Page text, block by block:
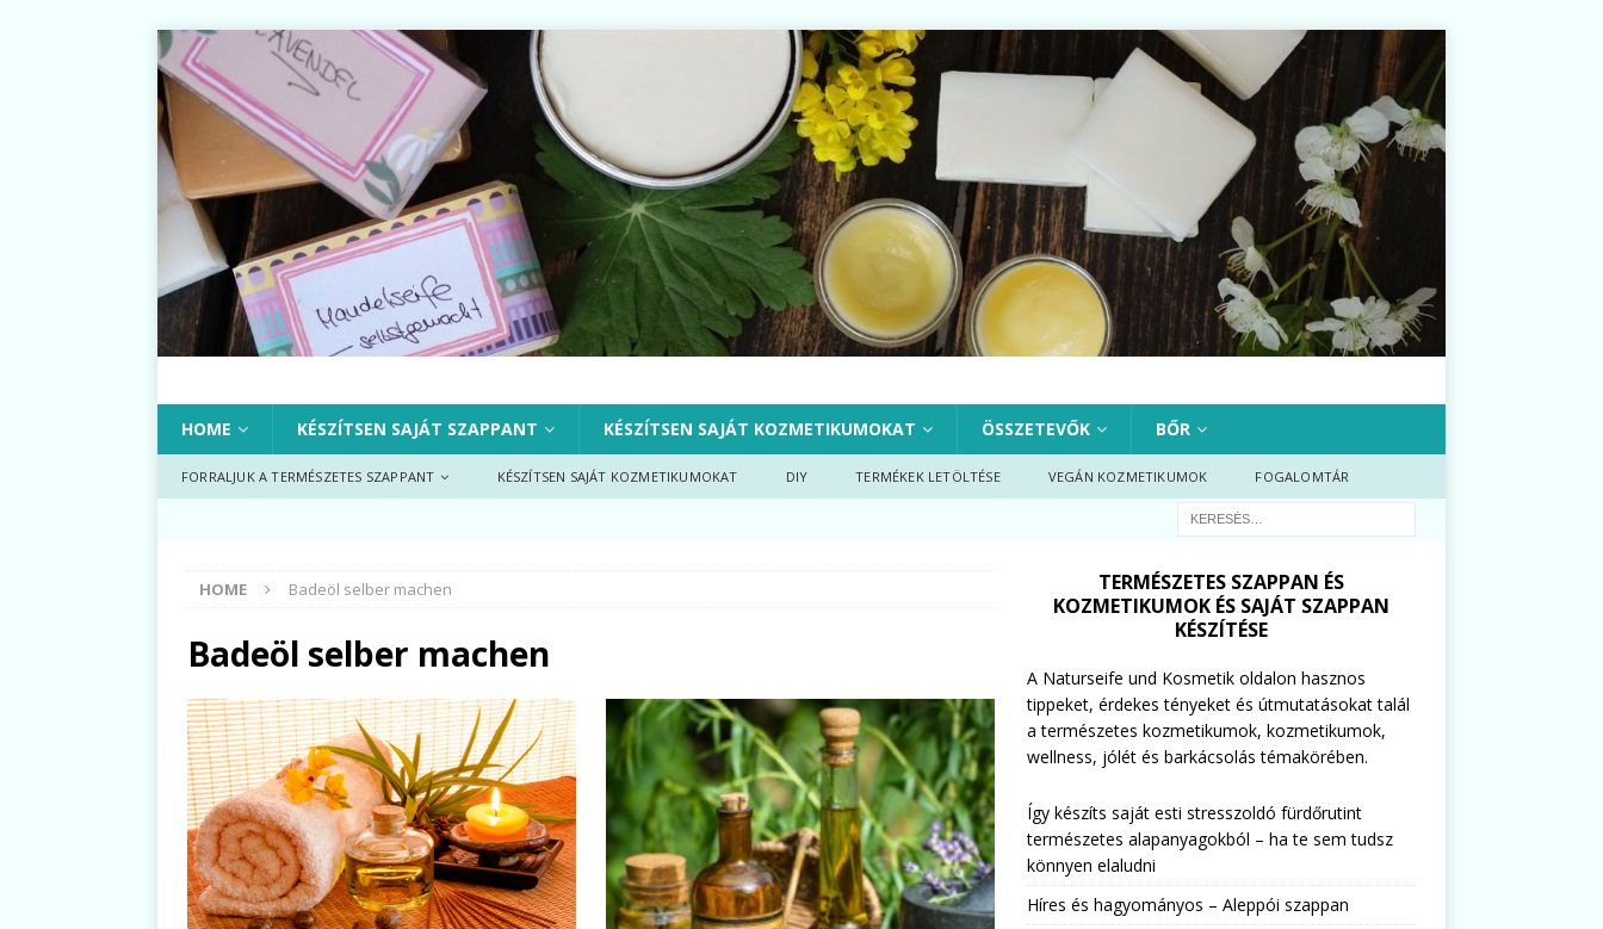
HOME KÉSZÍTSEN SAJÁT SZAPPANT KÉSZÍTSEN SAJÁT KOZMETIKUMOKAT ÖSSZETEVŐK BŐR
FORRALJUK A TERMÉSZETES SZAPPANT KÉSZÍTSEN SAJÁT KOZMETIKUMOKAT DIY TERMÉKEK LETÖLTÉSE VEGÁN KOZMETIKUMOK FOGALOMTÁR
HOME Badeöl selber machen
Badeöl selber machen
TERMÉSZETES SZAPPAN ÉS
KOZMETIKUMOK ÉS SAJÁT SZAPPAN
KÉSZÍTÉSE
A Naturseife und Kosmetik oldalon hasznos
tippeket, érdekes tényeket és útmutatásokat talál
a természetes kozmetikumok, kozmetikumok,
wellness, jólét és barkácsolás témakörében.
Így készíts saját esti stresszoldó fürdőrutint
természetes alapanyagokból – ha te sem tudsz
könnyen elaludni
Híres és hagyományos – Aleppói szappan